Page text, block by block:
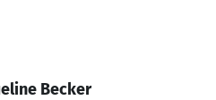
Becker